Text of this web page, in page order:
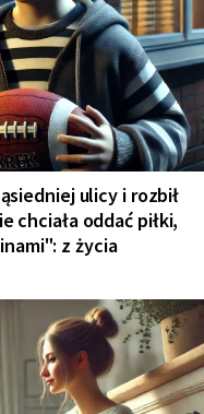
ulicy i rozbił
chciała oddać piłki,
z życia